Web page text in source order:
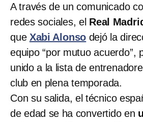
A través de un comunicado
redes sociales, el Real
que Xabi Alonso dejó la
equipo “por mutuo acuerdo”,
unido a la lista de
club en plena temporada.
Con su salida, el técnico
de edad se ha convertido en